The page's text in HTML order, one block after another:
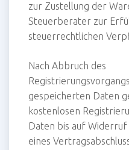
zur Zustellung der
Steuerberater zur
steuerrechtlichen
Nach Abbruch des
gespeicherten Daten
kostenlosen
Daten bis auf
eines